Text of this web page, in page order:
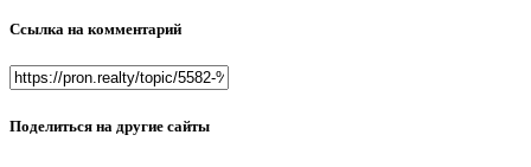
Ссылка на комментарий
Поделиться на другие сайты